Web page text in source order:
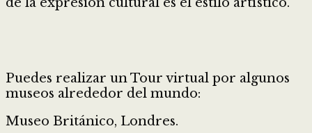
Puedes realizar un Tour virtual por algunos
museos alrededor del mundo:
Museo Británico, Londres.